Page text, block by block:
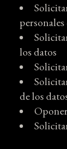
los datos
de los